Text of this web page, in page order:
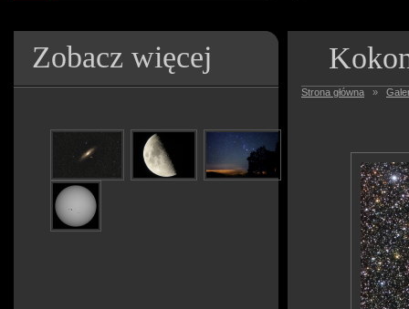
Zobacz więcej
Strona główna »